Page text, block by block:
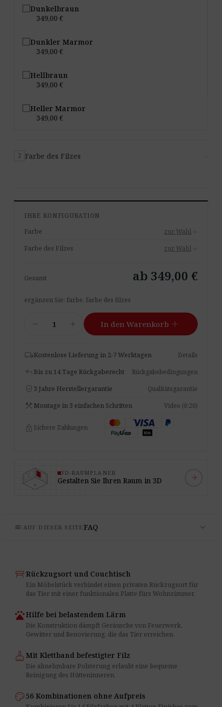
Dunkelbraun
349,00 €
Dunkler Marmor
349,00 €
Hellbraun
349,00 €
Heller Marmor
349,00 €
2 Farbe des Filzes
IHRE KONFIGURATION
Farbe zur Wahl arrow_forward
Farbe des Filzes zur Wahl arrow_forward
Gesamt ab 349,00 €
ergänzen Sie: farbe, farbe des filzes
Hundehöhle
Couchtisch
add In den Warenkorb add
local_shippingKostenlose Lieferung in 2-7 Werktagen Details
reply Bis zu 14 Tage Rückgaberecht Rückgabebedingungen
verified_user 3 Jahre Herstellergarantie Qualitätsgarantie
construction Montage in 3 einfachen Schritten Video (0:20)
lock Sichere Zahlungen
3D-RAUMPLANER
Gestalten Sie Ihren Raum in 3D arrow_forward
toc AUF DIESER SEITE FAQ expand_more
table_restaurantRückzugsort und Couchtisch
Ein Möbelstück verbindet einen privaten Rückzugsort für
das Tier mit einer funktionalen Platte fürs Wohnzimmer.
petsHilfe bei belastendem Lärm
Die Konstruktion dämpft Geräusche von Feuerwerk,
Gewitter und Renovierung, die das Tier erreichen.
cleaning_services Mit Klettband befestigter Filz
Die abnehmbare Polsterung erlaubt eine bequeme
Reinigung des Hütteninneren.
palette56 Kombinationen ohne Aufpreis